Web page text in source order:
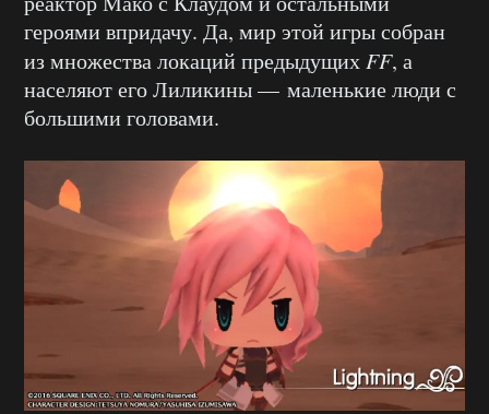
героями впридачу. Да, мир этой игры собран
из множества локаций предыдущих FF, а
населяют его Лиликины — маленькие люди с
большими головами.